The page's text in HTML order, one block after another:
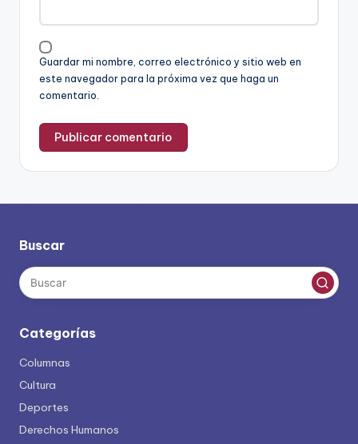
Guardar mi nombre, correo electrónico y sitio web en
este navegador para la próxima vez que haga un
comentario.
Buscar
Categorías
Columnas
Cultura
Deportes
Derechos Humanos